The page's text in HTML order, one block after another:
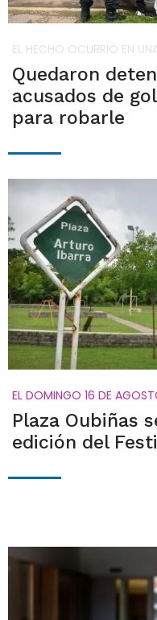
EL HECHO OCURRIÓ EN
Quedaron
acusados de
para robarle
EL DOMINGO 16 DE
Plaza Oubiñas
edición del